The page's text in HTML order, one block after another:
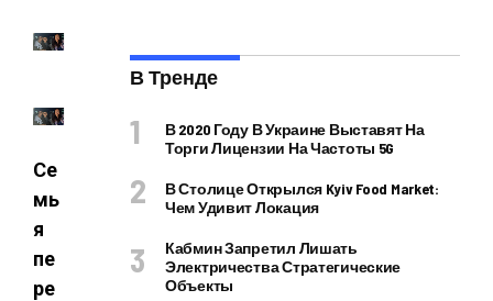
Се
мь
я
пе
ре
В Тренде
В 2020 Году В Украине Выставят На
Торги Лицензии На Частоты 5G
В Столице Открылся Kyiv Food Market:
Чем Удивит Локация
Кабмин Запретил Лишать
Электричества Стратегические
Объекты